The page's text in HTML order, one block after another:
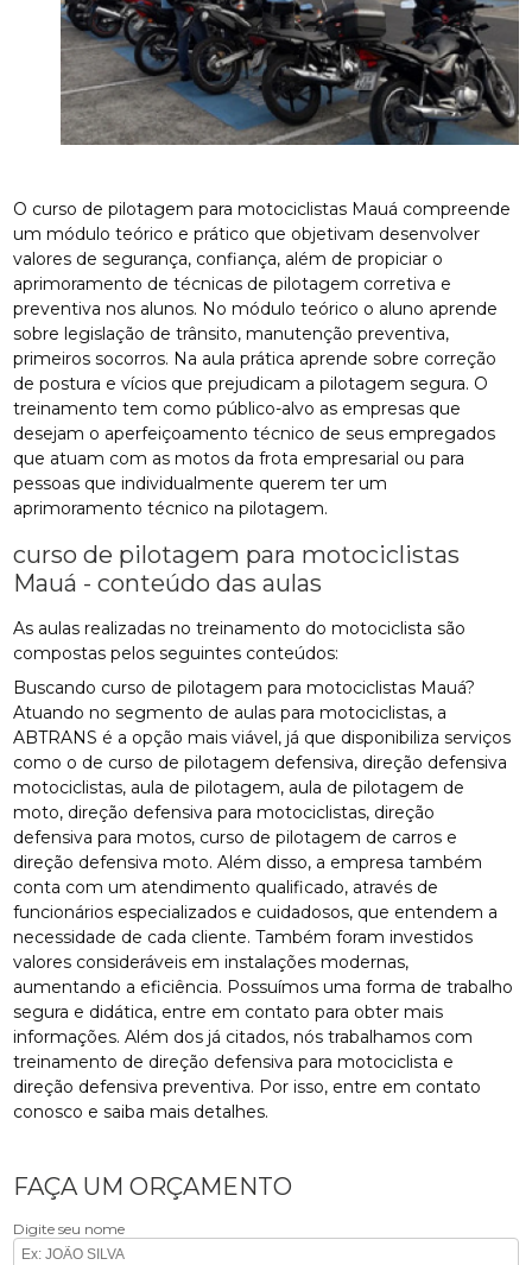
O curso de pilotagem para motociclistas Mauá compreende
um módulo teórico e prático que objetivam desenvolver
valores de segurança, confiança, além de propiciar o
aprimoramento de técnicas de pilotagem corretiva e
preventiva nos alunos. No módulo teórico o aluno aprende
sobre legislação de trânsito, manutenção preventiva,
primeiros socorros. Na aula prática aprende sobre correção
de postura e vícios que prejudicam a pilotagem segura. O
treinamento tem como público-alvo as empresas que
desejam o aperfeiçoamento técnico de seus empregados
que atuam com as motos da frota empresarial ou para
pessoas que individualmente querem ter um
aprimoramento técnico na pilotagem.
curso de pilotagem para motociclistas
Mauá - conteúdo das aulas
As aulas realizadas no treinamento do motociclista são
compostas pelos seguintes conteúdos:
Buscando curso de pilotagem para motociclistas Mauá?
Atuando no segmento de aulas para motociclistas, a
ABTRANS é a opção mais viável, já que disponibiliza serviços
como o de curso de pilotagem defensiva, direção defensiva
motociclistas, aula de pilotagem, aula de pilotagem de
moto, direção defensiva para motociclistas, direção
defensiva para motos, curso de pilotagem de carros e
direção defensiva moto. Além disso, a empresa também
conta com um atendimento qualificado, através de
funcionários especializados e cuidadosos, que entendem a
necessidade de cada cliente. Também foram investidos
valores consideráveis em instalações modernas,
aumentando a eficiência. Possuímos uma forma de trabalho
segura e didática, entre em contato para obter mais
informações. Além dos já citados, nós trabalhamos com
treinamento de direção defensiva para motociclista e
direção defensiva preventiva. Por isso, entre em contato
conosco e saiba mais detalhes.
FAÇA UM ORÇAMENTO
Digite seu nome